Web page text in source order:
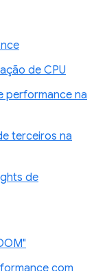
de CPU
performance na
terceiros na
de